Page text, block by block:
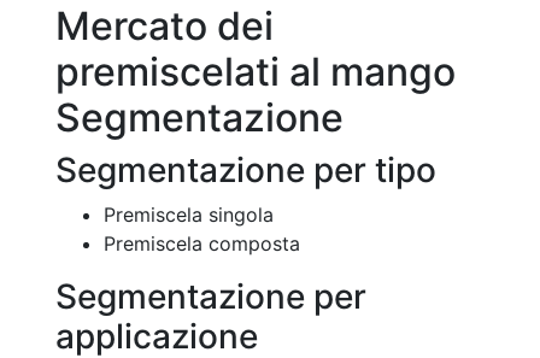
Mercato dei
premiscelati al mango
Segmentazione
Segmentazione per tipo
Premiscela singola
Premiscela composta
Segmentazione per
applicazione